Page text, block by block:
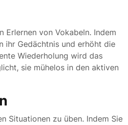
Erlernen von Vokabeln. Indem
ihr Gedächtnis und erhöht die
Wiederholung wird das
sie mühelos in den aktiven
Situationen zu üben. Indem Sie